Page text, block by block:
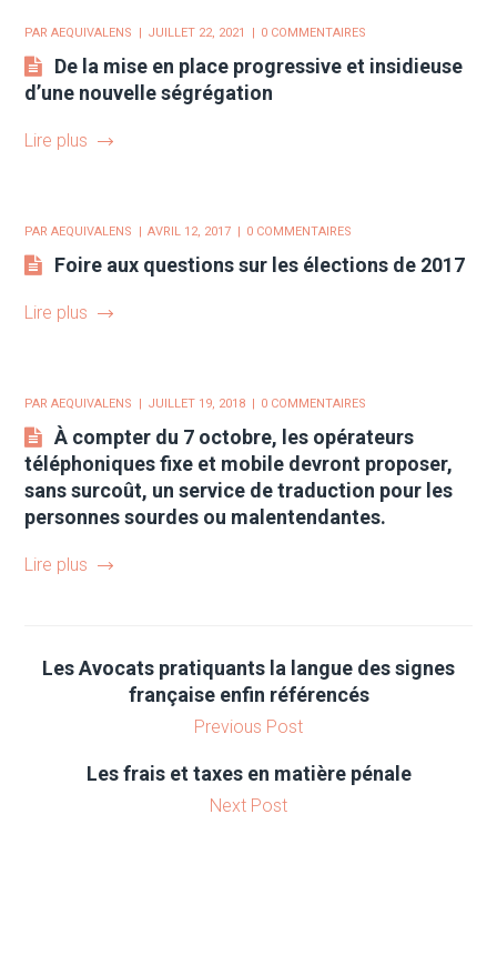
PARAEQUIVALENS JUILLET 22, 2021 0 COMMENTAIRES
De la mise en place progressive et insidieuse
d’une nouvelle ségrégation
Lire plus
PARAEQUIVALENS AVRIL 12, 2017 0 COMMENTAIRES
Foire aux questions sur les élections de 2017
Lire plus
PARAEQUIVALENS JUILLET 19, 2018 0 COMMENTAIRES
À compter du 7 octobre, les opérateurs
téléphoniques fixe et mobile devront proposer,
sans surcoût, un service de traduction pour les
personnes sourdes ou malentendantes.
Lire plus
Les Avocats pratiquants la langue des signes
française enfin référencés
Previous Post
Les frais et taxes en matière pénale
Next Post